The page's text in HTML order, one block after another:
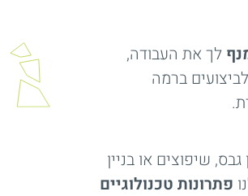
לך את העבודה,
ברמה
שיפוצים או בניין
פתרונות טכנולוגיים